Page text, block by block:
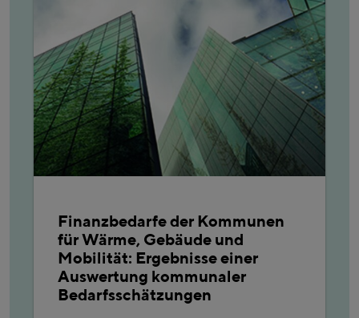
Finanzbedarfe der Kommunen
für Wärme, Gebäude und
Mobilität: Ergebnisse einer
Auswertung kommunaler
Bedarfsschätzungen